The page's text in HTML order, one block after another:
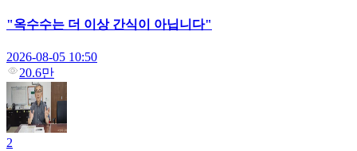
"옥수수는 더 이상 간식이 아닙니다"
2026-08-05 10:50
20.6만
2